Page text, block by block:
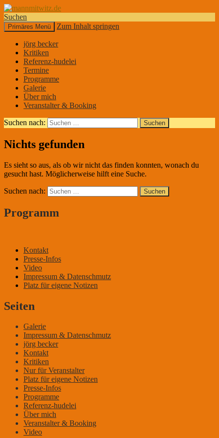
mannmitwitz.de
Suchen
Primäres Menü Zum Inhalt springen
jörg becker
Kritiken
Referenz-hudelei
Termine
Programme
Galerie
Über mich
Veranstalter & Booking
Suchen nach:
Nichts gefunden
Es sieht so aus, als ob wir nicht das finden konnten, wonach du
gesucht hast. Möglicherweise hilft eine Suche.
Suchen nach:
Programm
DER KLEINE MANN MIT DEM WITZ
Kontakt
Presse-Infos
Video
Impressum & Datenschmutz
Platz für eigene Notizen
Seiten
Galerie
Impressum & Datenschmutz
jörg becker
Kontakt
Kritiken
Nur für Veranstalter
Platz für eigene Notizen
Presse-Infos
Programme
Referenz-hudelei
Über mich
Veranstalter & Booking
Video